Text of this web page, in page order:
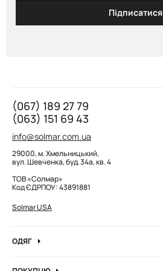
Підписатися
(067) 189 27 79
(063) 151 69 43
info@solmar.com.ua
29000, м. Хмельницький,
вул. Шевченка, буд. 34а, кв. 4
ТОВ «Солмар»
Код ЄДРПОУ: 43891881
Solmar USA
ОДЯГ